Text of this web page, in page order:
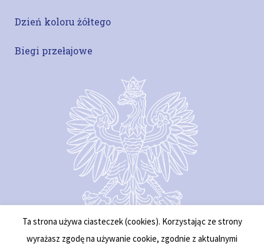
Dzień koloru żółtego
Biegi przełajowe
Ta strona używa ciasteczek (cookies). Korzystając ze strony
wyrażasz zgodę na używanie cookie, zgodnie z aktualnymi